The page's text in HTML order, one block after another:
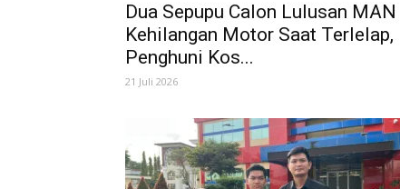
Dua Sepupu Calon Lulusan MAN
Kehilangan Motor Saat Terlelap,
Penghuni Kos...
21 Juli 2026